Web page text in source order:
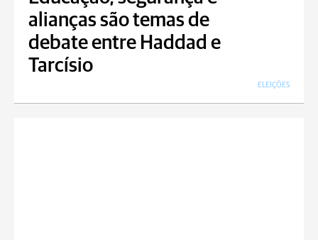
alianças são temas de
debate entre Haddad e
Tarcísio
ELEIÇÕES